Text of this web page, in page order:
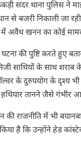
सदर थाना पुलिस ने
से बजरी निकाली जा
में अवैध खनन का कोई
की पुष्टि करते हुए
साथियों के साथ शराब
के दुरुपयोग के दृश्य
तानने जैसे गंभीर
राजनीति में भी
है कि उन्होंने हेड